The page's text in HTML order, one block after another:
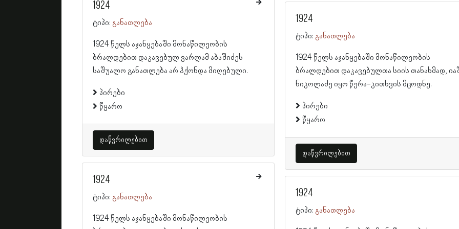
1924
ტიპი: განათლება
1924 წელს აჯანყებაში მონაწილეობის
ბრალდებით დაკავებულ ვარლამ აბაშიძეს
საშუალო განათლება არ ჰქონდა მიღებული.
პირები
წყარო
დაწვრილებით
1924
ტიპი: განათლება
1924 წელს აჯანყებაში მონაწილეობის
1924
ტიპი: განათლება
1924 წელს აჯანყებაში მონაწილეობის
ბრალდებით დაკავებულთა სიის თანახმად,
ნიკოლაძე იყო წერა-კითხვის მცოდნე.
პირები
წყარო
დაწვრილებით
1924
ტიპი: განათლება